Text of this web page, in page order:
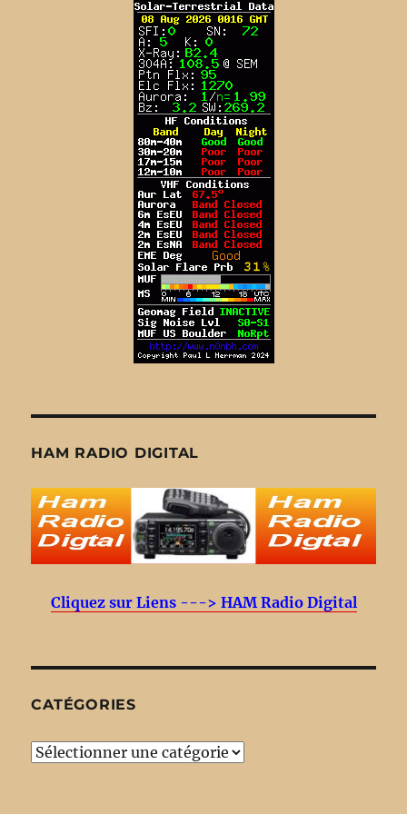
HAM RADIO DIGITAL
Cliquez sur Liens ---> HAM Radio Digital
CATÉGORIES
Catégories